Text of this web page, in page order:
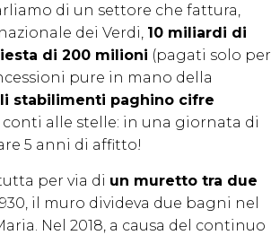
di un settore che fattura,
dei Verdi, 10 miliardi di
di 200 milioni (pagati solo per
pure in mano della
stabilimenti paghino cifre
conti alle stelle: in una giornata di
5 anni di affitto!
per via di un muretto tra due
il muro divideva due bagni nel
Nel 2018, a causa del continuo